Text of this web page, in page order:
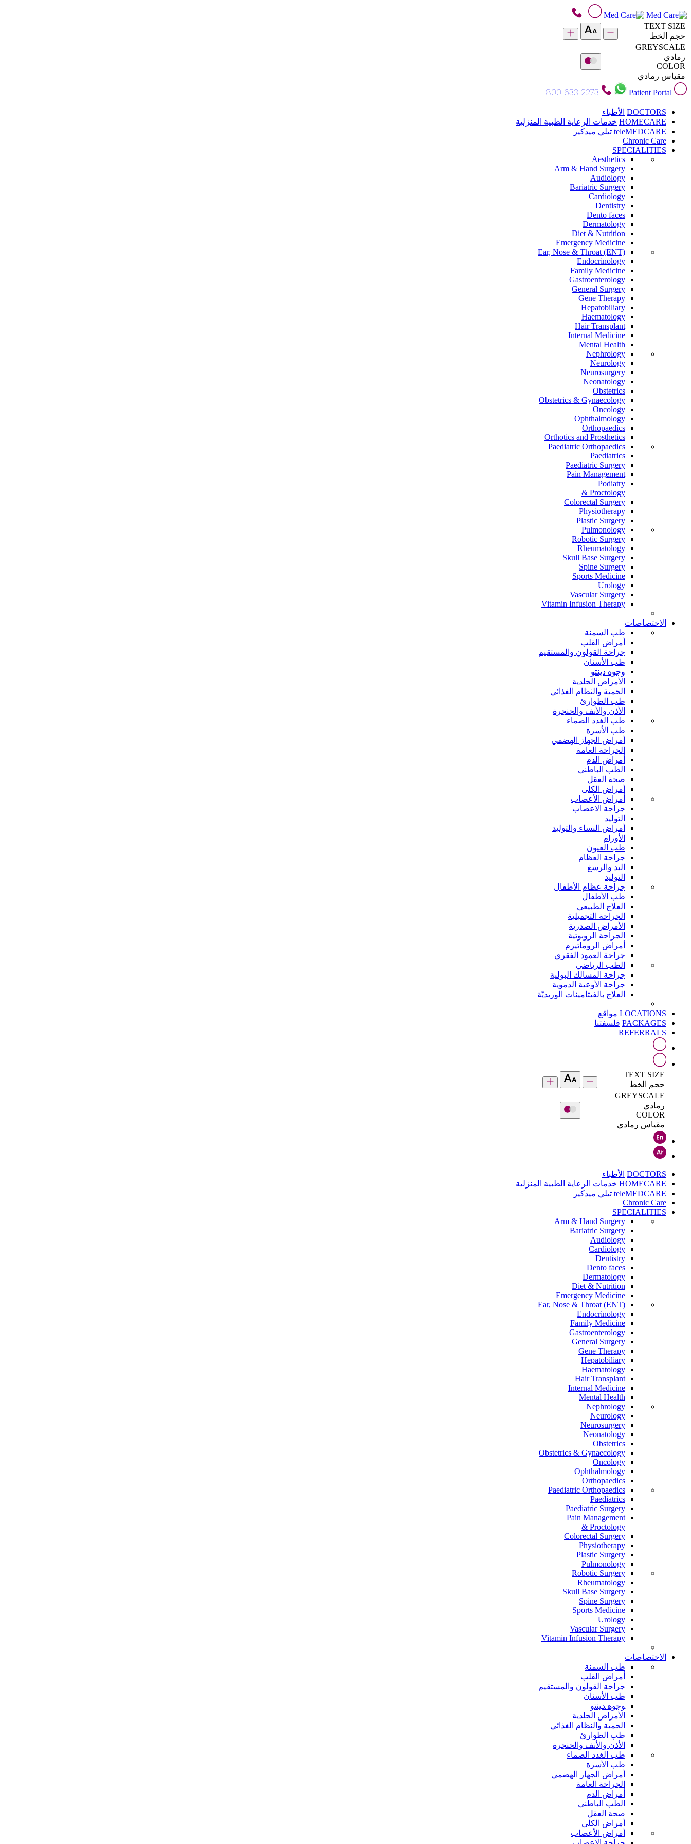
TEXT SIZE
حجم الخط
GREYSCALE
رمادي
COLOR
مقياس رمادي
Patient Portal
800 633 2273
DOCTORS الأطباء
HOMECARE خدمات الرعاية الطبية المنزلية
teleMEDCARE تيلي ميدكير
Chronic Care
SPECIALITIES
Aesthetics
Arm & Hand Surgery
Audiology
Bariatric Surgery
Cardiology
Dentistry
Dento faces
Dermatology
Diet & Nutrition
Emergency Medicine
Ear, Nose & Throat (ENT)
Endocrinology
Family Medicine
Gastroenterology
General Surgery
Gene Therapy
Hepatobiliary
Haematology
Hair Transplant
Internal Medicine
Mental Health
Nephrology
Neurology
Neurosurgery
Neonatology
Obstetrics
Obstetrics & Gynaecology
Oncology
Ophthalmology
Orthopaedics
Orthotics and Prosthetics
Paediatric Orthopaedics
Paediatrics
Paediatric Surgery
Pain Management
Podiatry
Proctology &
Colorectal Surgery
Physiotherapy
Plastic Surgery
Pulmonology
Robotic Surgery
Rheumatology
Skull Base Surgery
Spine Surgery
Sports Medicine
Urology
Vascular Surgery
Vitamin Infusion Therapy
الاختصاصات
طب السمنة
أمراض القلب
جراحة القولون والمستقيم
طب الأسنان
وجوه دينتو
الأمراض الجلدية
الحمية والنظام الغذائي
طب الطوارئ
الأذن والأنف والحنجرة
طب الغدد الصماء
طب الأسرة
أمراض الجهاز الهضمي
الجراحة العامة
أمراض الدم
الطب الباطني
صحة العقل
أمراض الكلى
أمراض الأعصاب
جراحة الاعصاب
التوليد
أمراض النساء والتوليد
الأورام
طب العيون
جراحة العظام
اليد والرسغ
التوليد
جراحة عظام الأطفال
طب الأطفال
العلاج الطبيعي
الجراحة التجميلية
الأمراض الصدرية
الجراحة الروبوتية
أمراض الروماتيزم
جراحة العمود الفقري
الطب الرياضي
جراحة المسالك البولية
جراحة الأوعية الدموية
العلاج بالفيتامينات الوريديّة
LOCATIONS مواقع
PACKAGES فلسفتنا
REFERRALS
TEXT SIZE
حجم الخط
GREYSCALE
رمادي
COLOR
مقياس رمادي
DOCTORS الأطباء
HOMECARE خدمات الرعاية الطبية المنزلية
teleMEDCARE تيلي ميدكير
Chronic Care
SPECIALITIES
Arm & Hand Surgery
Bariatric Surgery
Audiology
Cardiology
Dentistry
Dento faces
Dermatology
Diet & Nutrition
Emergency Medicine
Ear, Nose & Throat (ENT)
Endocrinology
Family Medicine
Gastroenterology
General Surgery
Gene Therapy
Hepatobiliary
Haematology
Hair Transplant
Internal Medicine
Mental Health
Nephrology
Neurology
Neurosurgery
Neonatology
Obstetrics
Obstetrics & Gynaecology
Oncology
Ophthalmology
Orthopaedics
Paediatric Orthopaedics
Paediatrics
Paediatric Surgery
Pain Management
Proctology &
Colorectal Surgery
Physiotherapy
Plastic Surgery
Pulmonology
Robotic Surgery
Rheumatology
Skull Base Surgery
Spine Surgery
Sports Medicine
Urology
Vascular Surgery
Vitamin Infusion Therapy
الاختصاصات
طب السمنة
أمراض القلب
جراحة القولون والمستقيم
طب الأسنان
ﻮﺟﻮﻫ ﺪﻴﻨﺗﻭ
الأمراض الجلدية
الحمية والنظام الغذائي
طب الطوارئ
الأذن والأنف والحنجرة
طب الغدد الصماء
طب الأسرة
أمراض الجهاز الهضمي
الجراحة العامة
أمراض الدم
الطب الباطني
صحة العقل
أمراض الكلى
أمراض الأعصاب